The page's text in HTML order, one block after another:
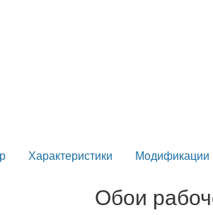
Характеристики Модификации
Обои